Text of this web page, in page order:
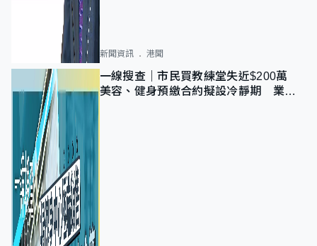
新聞資訊 港聞
一線搜查｜市民買教練堂失近$200萬
美容、健身預繳合約擬設冷靜期 業界